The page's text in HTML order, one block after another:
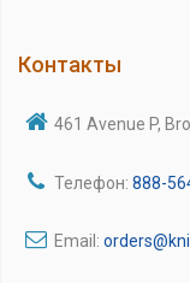
Контакты
461 Avenue P,
Телефон: 888-
Email: